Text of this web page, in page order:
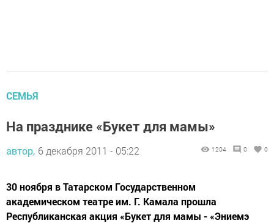
СЕМЬЯ
На празднике «Букет для мамы»
автор, 6 декабря 2011 - 05:22 1204 0 0
30 ноября в Татарском Государственном
академическом театре им. Г. Камала прошла
Республиканская акция «Букет для мамы - «Эниемэ